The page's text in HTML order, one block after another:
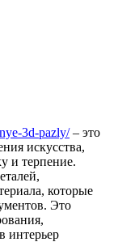
3d-pazly/– это
искусства,
и терпение.
которые
Это
интерьер